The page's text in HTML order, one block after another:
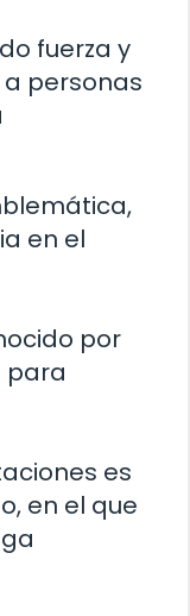
fuerza y
personas
en el
por
para
es
en el que